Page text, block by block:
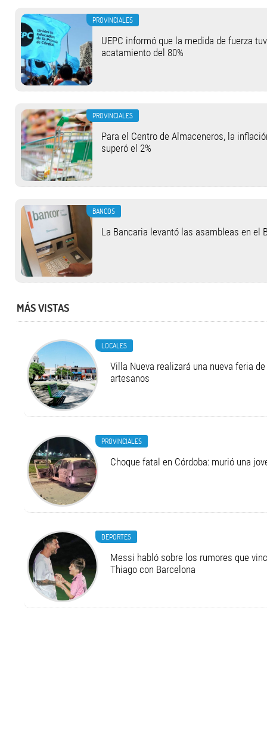
PROVINCIALES
UEPC informó que la medida de fuerza
acatamiento del 80%
PROVINCIALES
Para el Centro de Almaceneros, la
superó el 2%
BANCOS
La Bancaria levantó las asambleas en el
MÁS VISTAS
LOCALES
Villa Nueva realizará una nueva feria
artesanos
PROVINCIALES
Choque fatal en Córdoba: murió una
DEPORTES
Messi habló sobre los rumores que
Thiago con Barcelona